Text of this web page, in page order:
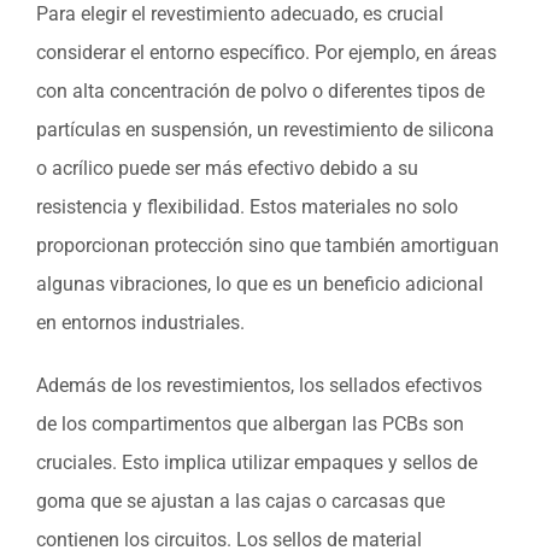
Para elegir el revestimiento adecuado, es crucial
considerar el entorno específico. Por ejemplo, en áreas
con alta concentración de polvo o diferentes tipos de
partículas en suspensión, un revestimiento de silicona
o acrílico puede ser más efectivo debido a su
resistencia y flexibilidad. Estos materiales no solo
proporcionan protección sino que también amortiguan
algunas vibraciones, lo que es un beneficio adicional
en entornos industriales.
Además de los revestimientos, los sellados efectivos
de los compartimentos que albergan las PCBs son
cruciales. Esto implica utilizar empaques y sellos de
goma que se ajustan a las cajas o carcasas que
contienen los circuitos. Los sellos de material